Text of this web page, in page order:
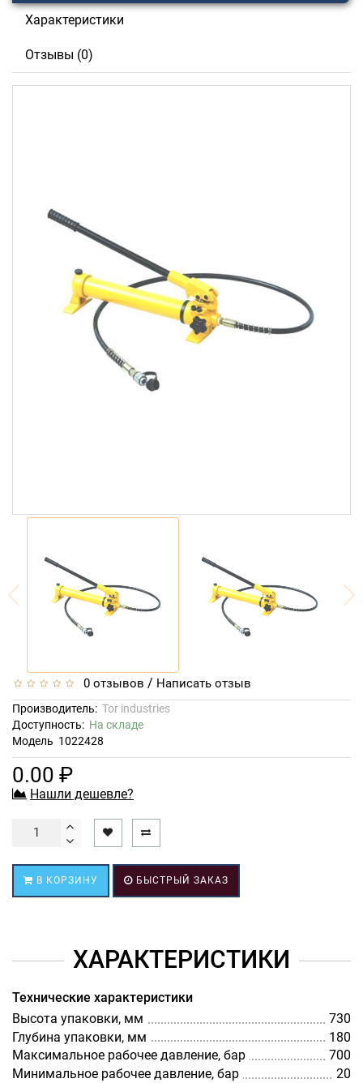
Характеристики
Отзывы (0)
0 отзывов / Написать отзыв
Производитель: Tor industries
Доступность: На складе
Модель 1022428
0.00 ₽
Нашли дешевле?
В КОРЗИНУ БЫСТРЫЙ ЗАКАЗ
ХАРАКТЕРИСТИКИ
Технические характеристики
Высота упаковки, мм
730
Глубина упаковки, мм
180
Максимальное рабочее давление, бар
700
Минимальное рабочее давление, бар
20